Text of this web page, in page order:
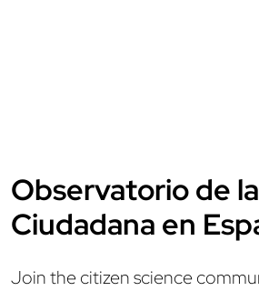
Observatorio de
Ciudadana en
Join the citizen science